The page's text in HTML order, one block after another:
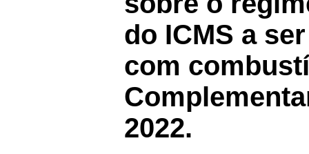
do ICMS a
com
2022.